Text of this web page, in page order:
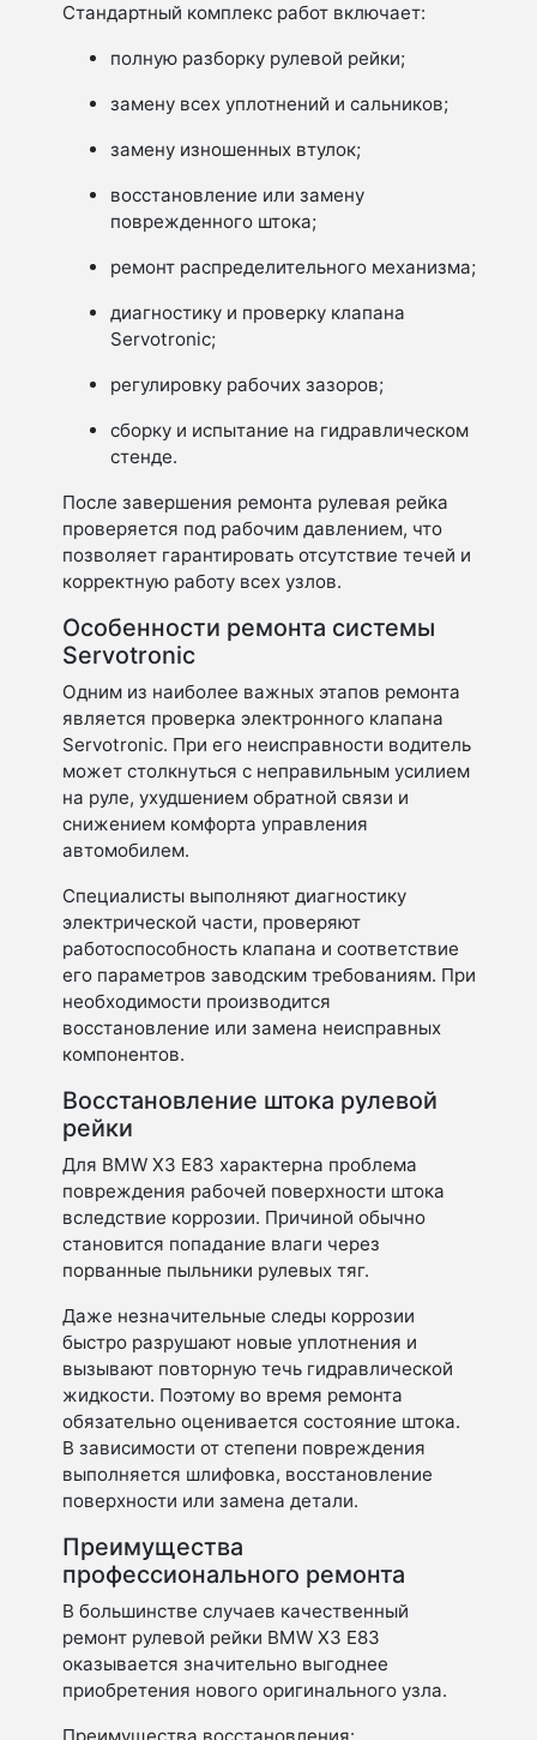
Стандартный комплекс работ включает:
полную разборку рулевой рейки;
замену всех уплотнений и сальников;
замену изношенных втулок;
восстановление или замену
поврежденного штока;
ремонт распределительного механизма;
диагностику и проверку клапана
Servotronic;
регулировку рабочих зазоров;
сборку и испытание на гидравлическом
стенде.
После завершения ремонта рулевая рейка
проверяется под рабочим давлением, что
позволяет гарантировать отсутствие течей и
корректную работу всех узлов.
Особенности ремонта системы
Servotronic
Одним из наиболее важных этапов ремонта
является проверка электронного клапана
Servotronic. При его неисправности водитель
может столкнуться с неправильным усилием
на руле, ухудшением обратной связи и
снижением комфорта управления
автомобилем.
Специалисты выполняют диагностику
электрической части, проверяют
работоспособность клапана и соответствие
его параметров заводским требованиям. При
необходимости производится
восстановление или замена неисправных
компонентов.
Восстановление штока рулевой
рейки
Для BMW X3 E83 характерна проблема
повреждения рабочей поверхности штока
вследствие коррозии. Причиной обычно
становится попадание влаги через
порванные пыльники рулевых тяг.
Даже незначительные следы коррозии
быстро разрушают новые уплотнения и
вызывают повторную течь гидравлической
жидкости. Поэтому во время ремонта
обязательно оценивается состояние штока.
В зависимости от степени повреждения
выполняется шлифовка, восстановление
поверхности или замена детали.
Преимущества
профессионального ремонта
В большинстве случаев качественный
ремонт рулевой рейки BMW X3 E83
оказывается значительно выгоднее
приобретения нового оригинального узла.